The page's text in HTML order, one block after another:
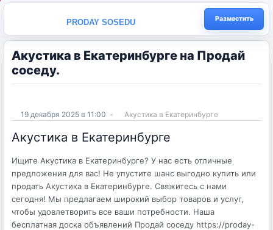
PRODAY SOSEDU Разместить
Акустика в Екатеринбурге на Продай
соседу.
19 декабря 2025 в 11:00 - Акустика в Екатеринбурге
Акустика в Екатеринбурге
Ищите Акустика в Екатеринбурге? У нас есть отличные
предложения для вас! Не упустите шанс выгодно купить или
продать Акустика в Екатеринбурге. Свяжитесь с нами
сегодня! Мы предлагаем широкий выбор товаров и услуг,
чтобы удовлетворить все ваши потребности. Наша
бесплатная доска объявлений Продай соседу https://proday-